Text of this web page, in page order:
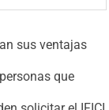
sus ventajas
que